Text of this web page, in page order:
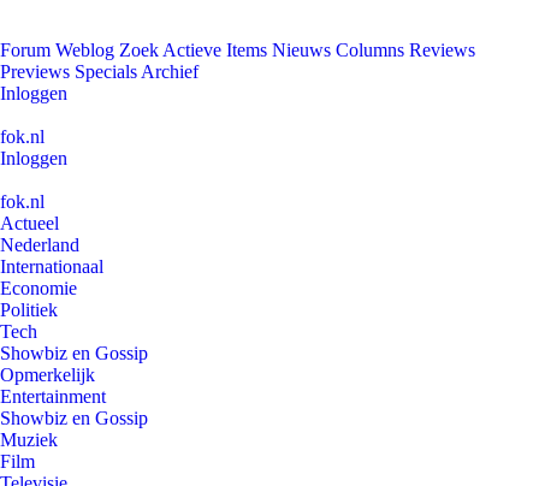
Forum Weblog Zoek Actieve Items Nieuws Columns Reviews
Previews Specials Archief
Inloggen
fok.nl
Inloggen
fok.nl
Actueel
Nederland
Internationaal
Economie
Politiek
Tech
Showbiz en Gossip
Opmerkelijk
Entertainment
Showbiz en Gossip
Muziek
Film